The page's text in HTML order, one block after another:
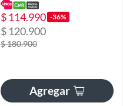
$ 114.990 -36%
$ 120.900
$ 180.900
Agregar